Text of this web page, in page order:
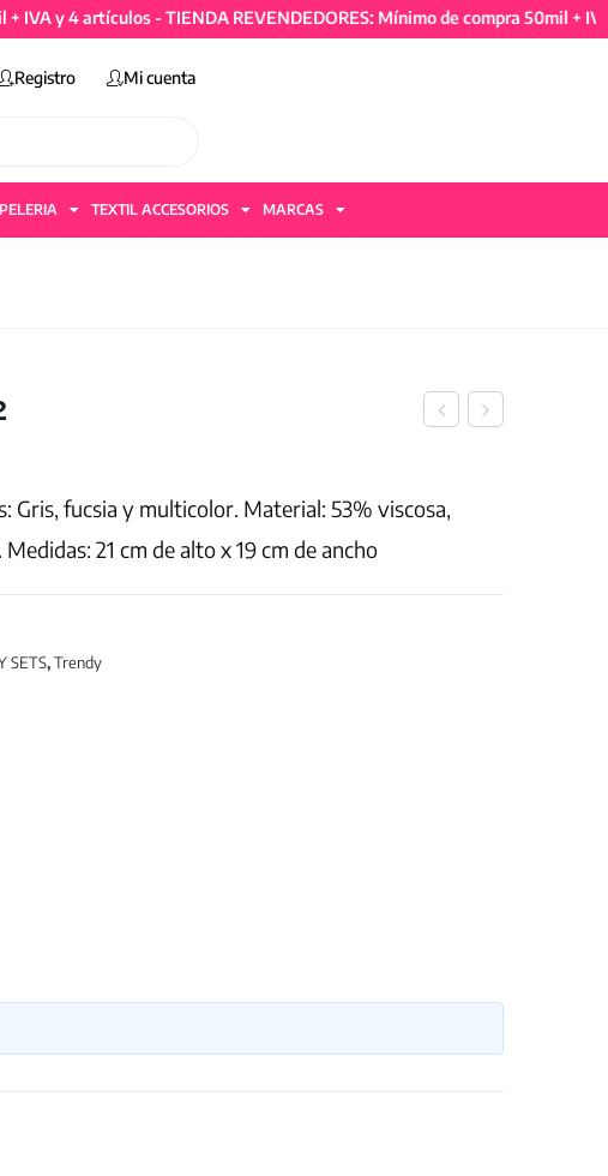
y 4 artículos - TIENDA REVENDEDORES: Mínimo de compra 50mil + IVA
Registro Mi cuenta
TEXTIL ACCESORIOS MARCAS
Gris, fucsia y multicolor. Material: 53% viscosa,
21 cm de alto x 19 cm de ancho
SETS,Trendy